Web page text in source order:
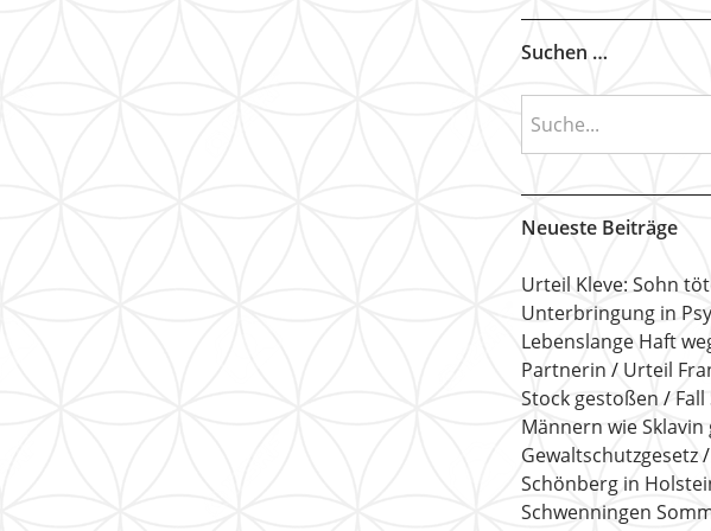
Suchen …
Neueste Beiträge
Urteil Kleve: Sohn
Unterbringung in
Lebenslange Haft
Partnerin
Urteil
Stock gestoßen
Männern wie
Gewaltschutzgesetz
Schönberg in
Schwenningen